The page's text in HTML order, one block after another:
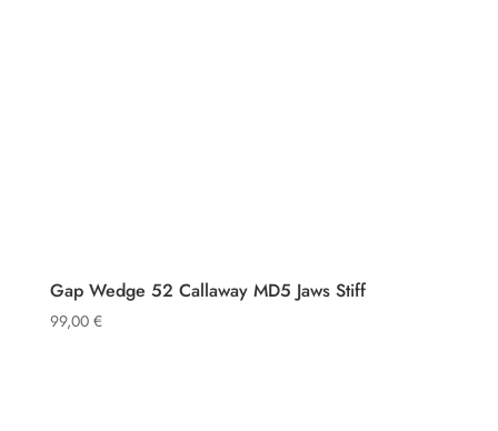
Gap Wedge 52 Callaway MD5 Jaws Stiff
99,00 €